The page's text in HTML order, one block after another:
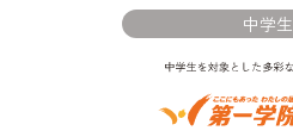
中学生